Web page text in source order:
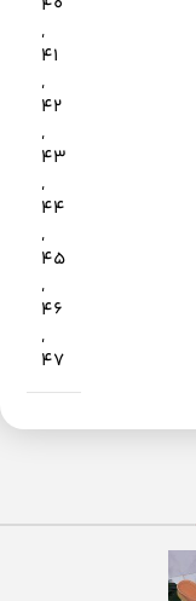
,
41
,
42
,
43
,
44
,
45
,
46
,
47